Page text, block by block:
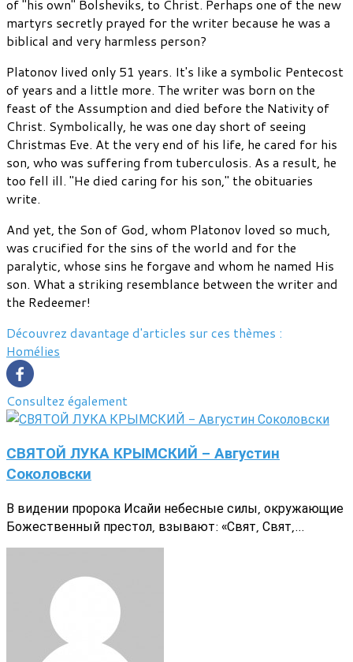
of "his own" Bolsheviks, to Christ. Perhaps one of the new
martyrs secretly prayed for the writer because he was a
biblical and very harmless person?
Platonov lived only 51 years. It's like a symbolic Pentecost
of years and a little more. The writer was born on the
feast of the Assumption and died before the Nativity of
Christ. Symbolically, he was one day short of seeing
Christmas Eve. At the very end of his life, he cared for his
son, who was suffering from tuberculosis. As a result, he
too fell ill. "He died caring for his son," the obituaries
write.
And yet, the Son of God, whom Platonov loved so much,
was crucified for the sins of the world and for the
paralytic, whose sins he forgave and whom he named His
son. What a striking resemblance between the writer and
the Redeemer!
Découvrez davantage d'articles sur ces thèmes :
Homélies
Consultez également
СВЯТОЙ ЛУКА КРЫМСКИЙ - Августин
Соколовски
В видении пророка Исайи небесные силы, окружающие
Божественный престол, взывают: «Свят, Свят,...